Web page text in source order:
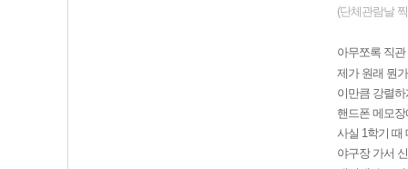
(단체관람날
아무쪼록 직
제가 원래 뭔
이만큼 강렬
핸드폰 메모
사실 1학기 때
야구장 가서